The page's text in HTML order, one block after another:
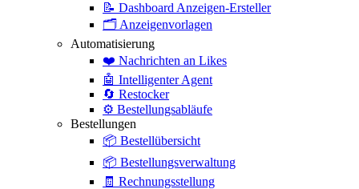
📝 Dashboard Anzeigen-Ersteller
🗂️ Anzeigenvorlagen
Automatisierung
❤️ Nachrichten an Likes
🤖 Intelligenter Agent
🔄 Restocker
⚙️ Bestellungsabläufe
Bestellungen
📦 Bestellübersicht
📦 Bestellungsverwaltung
🧾 Rechnungsstellung